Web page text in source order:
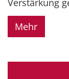
Verstärkung
Mehr